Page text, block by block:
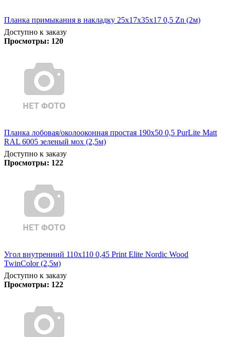
Планка примыкания в накладку 25х17х35х17 0,5 Zn (2м)
Доступно к заказу
Просмотры: 120
Планка лобовая/околооконная простая 190х50 0,5 PurLite Matt
RAL 6005 зеленый мох (2,5м)
Доступно к заказу
Просмотры: 122
Угол внутренний 110х110 0,45 Print Elite Nordic Wood
TwinColor (2,5м)
Доступно к заказу
Просмотры: 122